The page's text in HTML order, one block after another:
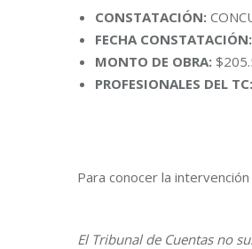
CONSTATACIÓN:
FECHA CONSTATACIÓN:
MONTO DE OBRA:
PROFESIONALES DEL TC:
Para conocer la
El Tribunal de Cuentas no